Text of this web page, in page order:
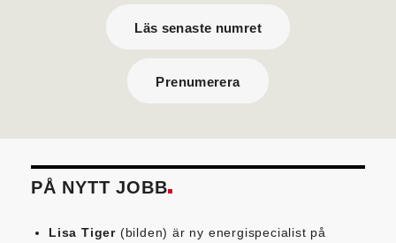
Läs senaste numret
Prenumerera
PÅ NYTT JOBB
Lisa Tiger (bilden) är ny energispecialist på